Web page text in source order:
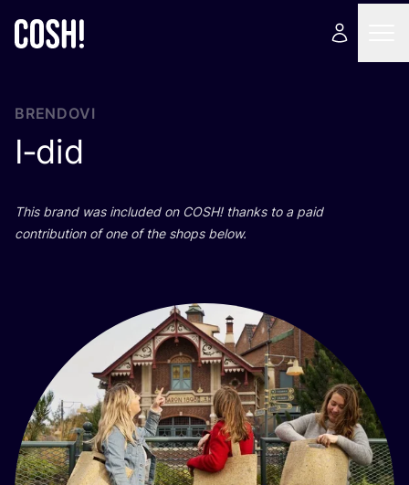
BRENDOVI
I‑did
This brand was inclu­ded on COSH! than­ks to a paid
con­tri­bu­ti­on of one of the shops below.